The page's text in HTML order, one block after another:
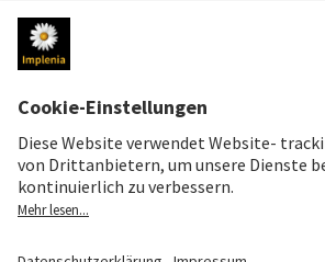
RECHTLICHES
Cookie- und Social-Media-Richtlinie
Cookie-Einstellungen